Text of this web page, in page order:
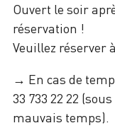
Ouvert le soir
réservation !
Veuillez réserver
→ En cas de
33 733 22 22
mauvais temps).